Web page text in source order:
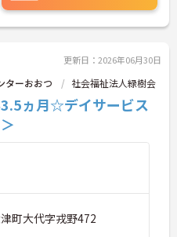
更新日：2026年06月30日
ターおおつ 社会福祉法人緑樹会
3.5ヵ月☆デイサービス
町大代字戎野472